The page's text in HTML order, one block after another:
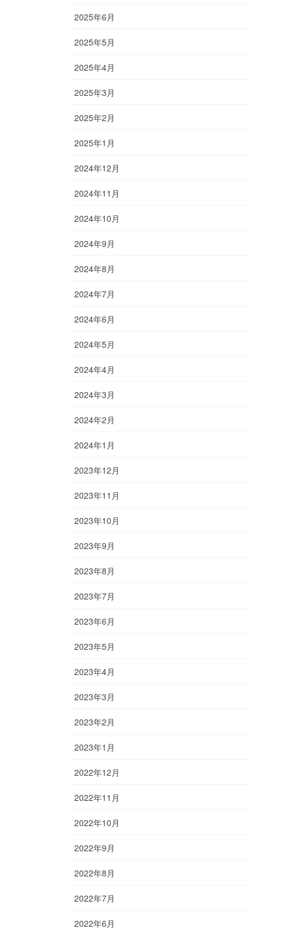
2025年6月
2025年5月
2025年4月
2025年3月
2025年2月
2025年1月
2024年12月
2024年11月
2024年10月
2024年9月
2024年8月
2024年7月
2024年6月
2024年5月
2024年4月
2024年3月
2024年2月
2024年1月
2023年12月
2023年11月
2023年10月
2023年9月
2023年8月
2023年7月
2023年6月
2023年5月
2023年4月
2023年3月
2023年2月
2023年1月
2022年12月
2022年11月
2022年10月
2022年9月
2022年8月
2022年7月
2022年6月